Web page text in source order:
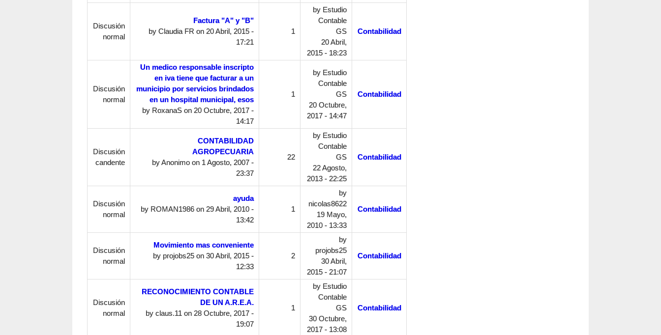
Discusión
normal
Factura "A" y "B"
by Claudia FR on 20 Abril, 2015 -
17:21
1
by Estudio
Contable
GS
20 Abril,
2015 - 18:23
Contabilidad
Discusión
normal
Un medico responsable inscripto
en iva tiene que facturar a un
municipio por servicios brindados
en un hospital municipal, esos
by RoxanaSon 20 Octubre, 2017 -
14:17
1
by Estudio
Contable
GS
20 Octubre,
2017 - 14:47
Contabilidad
Discusión
candente
CONTABILIDAD
AGROPECUARIA
byAnonimoon 1 Agosto, 2007 -
23:37
22
by Estudio
Contable
GS
22 Agosto,
2013 - 22:25
Contabilidad
Discusión
normal
ayuda
by ROMAN1986on 29 Abril, 2010 -
13:42
1
by
nicolas8622
19 Mayo,
2010 - 13:33
Contabilidad
Discusión
normal
Movimiento mas conveniente
by projobs25on 30 Abril, 2015 -
12:33
2
by
projobs25
30 Abril,
2015 - 21:07
Contabilidad
Discusión
normal
RECONOCIMIENTO CONTABLE
DE UN A.R.E.A.
by claus.11on 28 Octubre, 2017 -
19:07
1
by Estudio
Contable
GS
30 Octubre,
2017 - 13:08
Contabilidad